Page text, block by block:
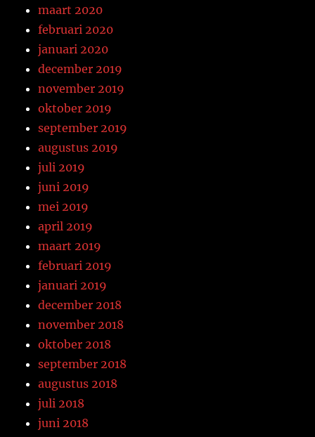
maart 2020
februari 2020
januari 2020
december 2019
november 2019
oktober 2019
september 2019
augustus 2019
juli 2019
juni 2019
mei 2019
april 2019
maart 2019
februari 2019
januari 2019
december 2018
november 2018
oktober 2018
september 2018
augustus 2018
juli 2018
juni 2018